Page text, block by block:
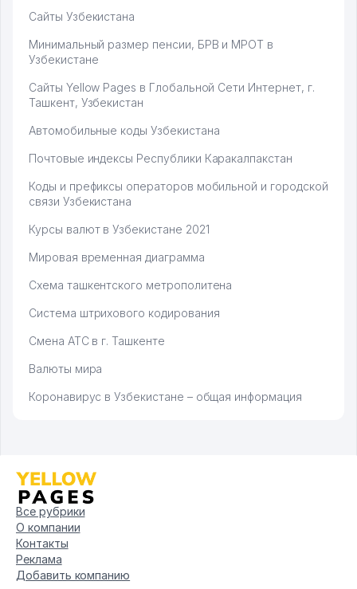
Сайты Узбекистана
Минимальный размер пенсии, БРВ и МРОТ в
Узбекистане
Сайты Yellow Pages в Глобальной Сети Интернет, г.
Ташкент, Узбекистан
Автомобильные коды Узбекистана
Почтовые индексы Республики Каракалпакстан
Коды и префиксы операторов мобильной и городской
связи Узбекистана
Курсы валют в Узбекистане 2021
Мировая временная диаграмма
Схема ташкентского метрополитена
Система штрихового кодирования
Смена АТС в г. Ташкенте
Валюты мира
Коронавирус в Узбекистане – общая информация
Все рубрики
О компании
Контакты
Реклама
Добавить компанию